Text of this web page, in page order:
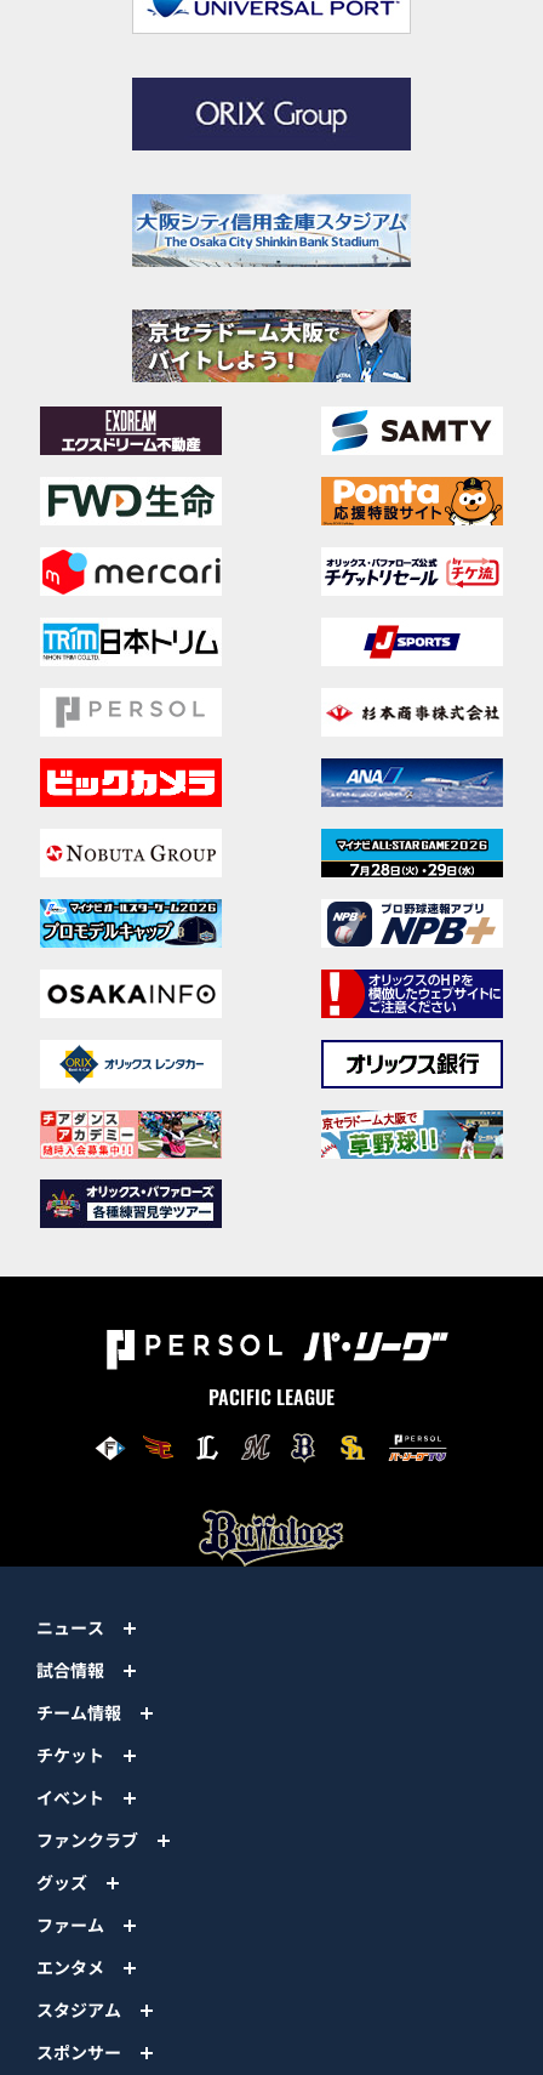
PACIFIC LEAGUE
ニュース
試合情報
チーム情報
チケット
イベント
ファンクラブ
グッズ
ファーム
エンタメ
スタジアム
スポンサー